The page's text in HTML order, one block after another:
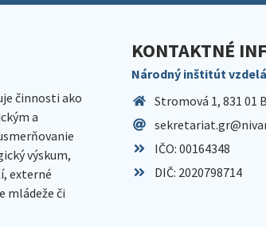
činnosti ako
a
výskum,
externé
mládeže či
KONTAKTNÉ
Národný inštitút
Stromová 1, 831 01
IČO: 00164348
DIČ: 2020798714